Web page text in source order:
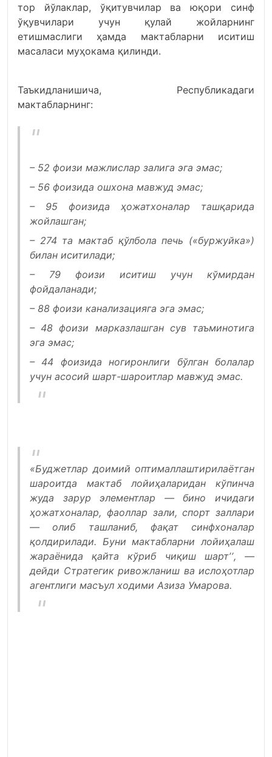
тор йўлаклар, ўқитувчилар ва юқори синф
ўқувчилари учун қулай жойларнинг
етишмаслиги ҳамда мактабларни иситиш
масаласи муҳокама қилинди.
Таъкидланишича, Республикадаги
мактабларнинг:
– 52 фоизи мажлислар залига эга эмас;
– 56 фоизида ошхона мавжуд эмас;
– 95 фоизида ҳожатхоналар ташқарида
жойлашган;
– 274 та мактаб қўлбола печь («буржуйка»)
билан иситилади;
– 79 фоизи иситиш учун кўмирдан
фойдаланади;
– 88 фоизи канализацияга эга эмас;
– 48 фоизи марказлашган сув таъминотига
эга эмас;
– 44 фоизида ногиронлиги бўлган болалар
учун асосий шарт-шароитлар мавжуд эмас.
«Буджетлар доимий оптималлаштирилаётган
шароитда мактаб лойиҳаларидан кўпинча
жуда зарур элементлар — бино ичидаги
ҳожатхоналар, фаоллар зали, спорт заллари
— олиб ташланиб, фақат синфхоналар
қолдирилади. Буни мактабларни лойиҳалаш
жараёнида қайта кўриб чиқиш шартʼʼ, —
дейди Стратегик ривожланиш ва ислоҳотлар
агентлиги масъул ходими Азиза Умарова.